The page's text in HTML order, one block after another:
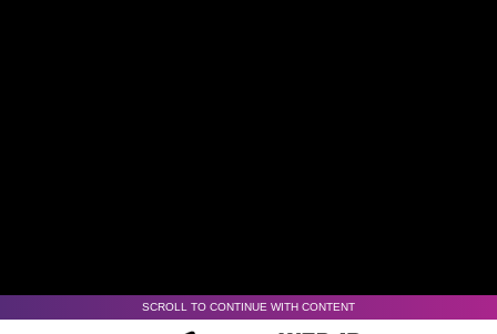
SCROLL TO CONTINUE WITH CONTENT